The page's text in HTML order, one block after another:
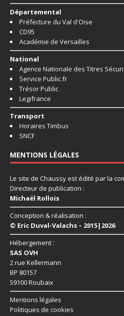
Départemental
Préfecture du Val d'Oise
CD95
Académie de Versailles
National
Agence Nationale des Titres
Service Public.fr
Trésor Public
Legifrance
Transport
Horaires Timbus
SNCF
MENTIONS LÉGALES
Le site de Chaussy est édité par la
Directeur de publication :
Michaël Rollois
Conception & réalisation :
© Eric Duval-Valachs – 2015|2026
Hébergement :
SAS OVH
2 rue Kellermann
BP 80157
59100 Roubaix
Mentions légales
Politiques de cookies